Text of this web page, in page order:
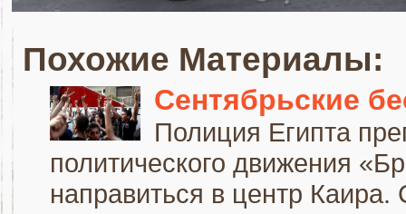
Похожие Материалы:
Сентябрьские
Полиция Египта
политического движения
направиться в центр Каира.